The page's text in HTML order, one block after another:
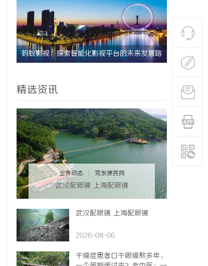
蚂蚁影视：探索智能化影视平台的未来发展路 2828电影
全新体验
精选资讯
业界动态 克东便民网
武汉配眼镜 上海配眼镜
武汉配眼镜 上海配眼镜
2026-08-06
干燥症患者口干眼燥熬多年，